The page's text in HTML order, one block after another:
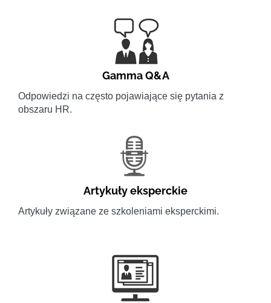
Gamma Q&A
Odpowiedzi na często pojawiające się pytania z
obszaru HR.
Artykuły eksperckie
Artykuły związane ze szkoleniami eksperckimi.